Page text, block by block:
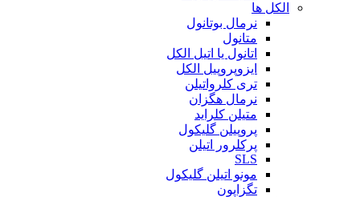
الکل ها
نرمال بوتانول
متانول
اتانول یا اتیل الکل
ایزوپروپیل الکل
تری کلرواتیلن
نرمال هگزان
متیلن کلراید
پروپیلن گلیکول
پرکلرور اتیلن
SLS
مونو اتیلن گلیکول
تگزاپون